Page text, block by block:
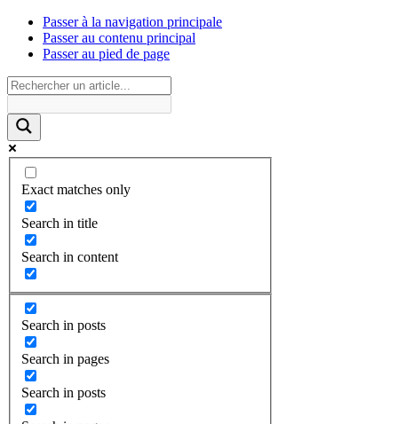
Passer à la navigation principale
Passer au contenu principal
Passer au pied de page
Exact matches only
Search in title
Search in content
Search in posts
Search in pages
Search in posts